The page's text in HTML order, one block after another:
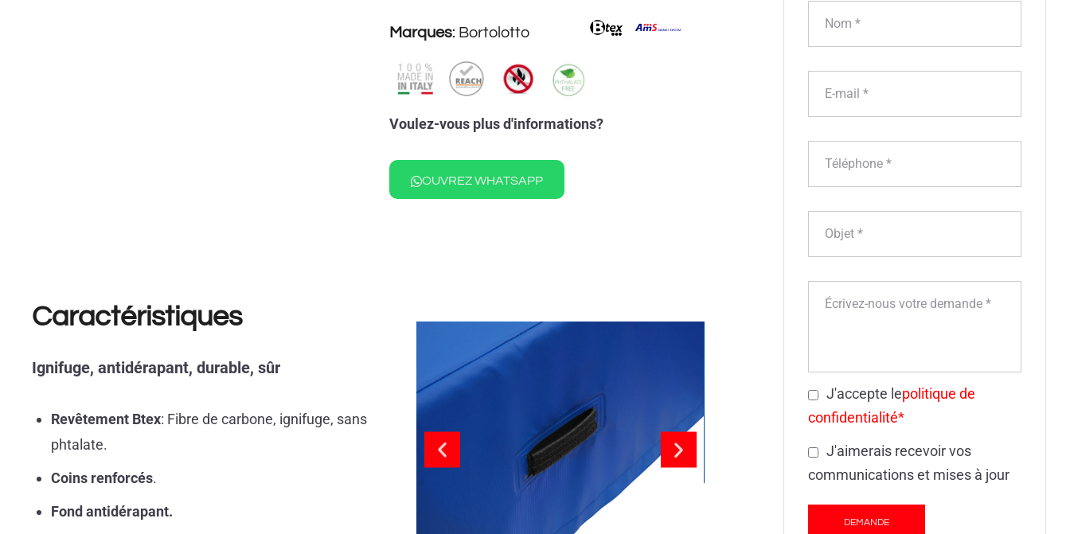
J'accepte lepolitique de
confidentialité*
J'aimerais recevoir vos
communications et mises à jour
Marques: Bortolotto
Voulez-vous plus d'informations?
OUVREZ WHATSAPP
Caractéristiques
Ignifuge, antidérapant, durable, sûr
Revêtement Btex: Fibre de carbone, ignifuge, sans
phtalate.
Coins renforcés.
Fond antidérapant.
Alamari